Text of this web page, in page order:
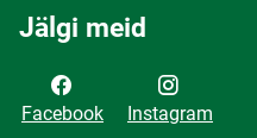
Jälgi meid
Facebook Instagram